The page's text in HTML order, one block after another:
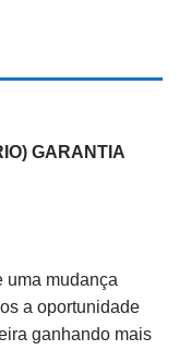
GARANTIA
uma mudança
a oportunidade
ganhando mais